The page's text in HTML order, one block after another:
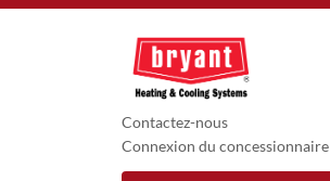
Contactez-nous
Connexion du concessionnaire